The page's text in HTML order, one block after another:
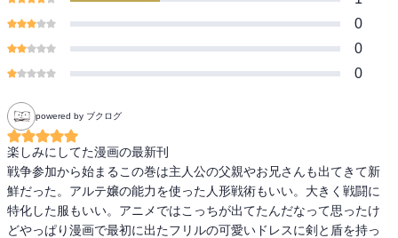
0
0
0
powered by ブクログ
楽しみにしてた漫画の最新刊
戦争参加から始まるこの巻は主人公の父親やお兄さんも出てきて新
鮮だった。アルテ嬢の能力を使った人形戦術もいい。大きく戦闘に
特化した服もいい。アニメではこっちが出てたんだなって思ったけ
どやっぱり漫画で最初に出たフリルの可愛いドレスに剣と盾を持っ